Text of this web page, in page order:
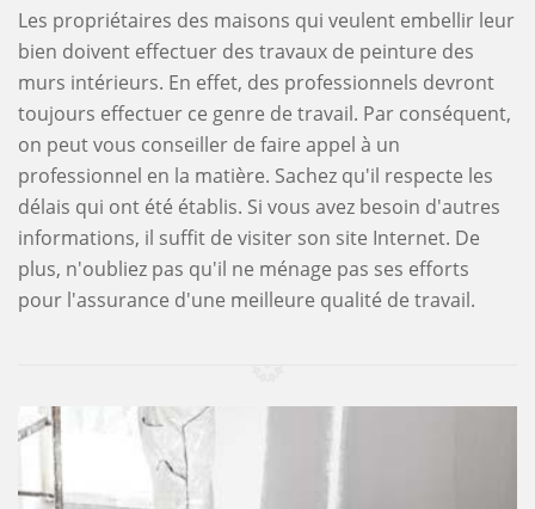
Les propriétaires des maisons qui veulent embellir leur
bien doivent effectuer des travaux de peinture des
murs intérieurs. En effet, des professionnels devront
toujours effectuer ce genre de travail. Par conséquent,
on peut vous conseiller de faire appel à un
professionnel en la matière. Sachez qu'il respecte les
délais qui ont été établis. Si vous avez besoin d'autres
informations, il suffit de visiter son site Internet. De
plus, n'oubliez pas qu'il ne ménage pas ses efforts
pour l'assurance d'une meilleure qualité de travail.